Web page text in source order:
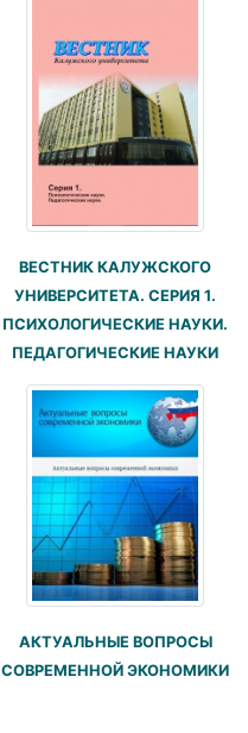
ВЕСТНИК КАЛУЖСКОГО
УНИВЕРСИТЕТА. СЕРИЯ 1.
ПСИХОЛОГИЧЕСКИЕ НАУКИ.
ПЕДАГОГИЧЕСКИЕ НАУКИ
АКТУАЛЬНЫЕ ВОПРОСЫ
СОВРЕМЕННОЙ ЭКОНОМИКИ